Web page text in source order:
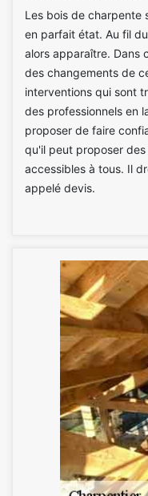
Les bois de charpente
en parfait état. Au fil
alors apparaître. Dans
des changements de
interventions qui sont
des professionnels en
proposer de faire
qu'il peut proposer
accessibles à tous. Il
appelé devis.